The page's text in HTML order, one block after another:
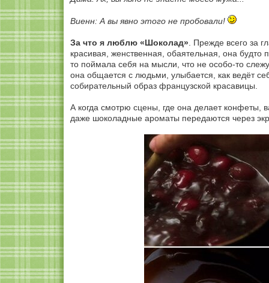
Виенн: А вы явно этого не пробовали!
За что я люблю «Шоколад» . Прежде всего за
красивая, женственная, обаятельная, она будто
то поймала себя на мысли, что не особо-то
она общается с людьми, улыбается, как ведёт
собирательный образ французской красавицы.
А когда смотрю сцены, где она делает конфеты,
даже шоколадные ароматы передаются через